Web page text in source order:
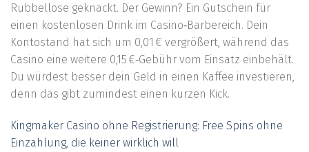
Rubbellose geknackt. Der Gewinn? Ein Gutschein für
einen kostenlosen Drink im Casino‑Barbereich. Dein
Kontostand hat sich um 0,01 € vergrößert, während das
Casino eine weitere 0,15 €‑Gebühr vom Einsatz einbehält.
Du würdest besser dein Geld in einen Kaffee investieren,
denn das gibt zumindest einen kurzen Kick.
Kingmaker Casino ohne Registrierung: Free Spins ohne
Einzahlung, die keiner wirklich will